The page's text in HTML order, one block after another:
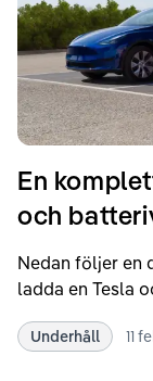
En
och
Nedan följer en
ladda en Tesla
Underhåll 11